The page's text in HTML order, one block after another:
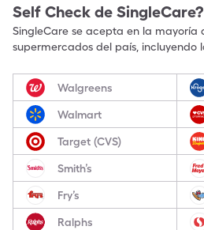
Self Check de SingleCare?
SingleCare se acepta en la mayoría
supermercados del país, incluyendo
Walgreens
Walmart
Target (CVS)
Smith’s
Fry’s
Ralphs